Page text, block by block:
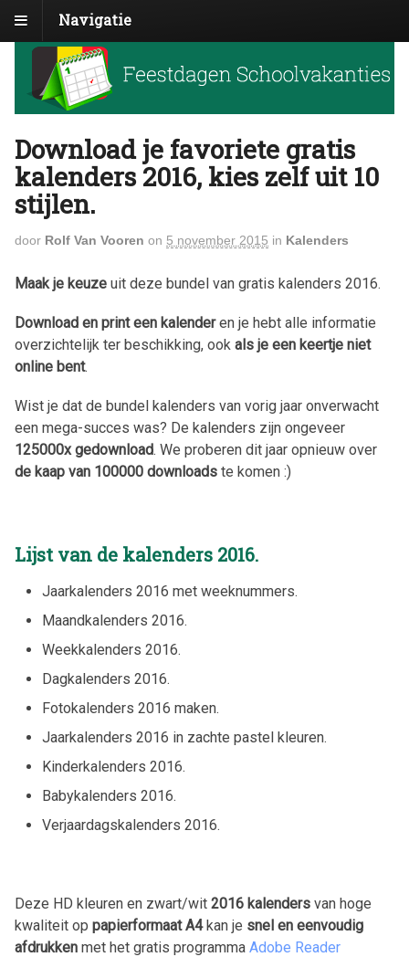
Navigatie
Download je favoriete gratis
kalenders 2016, kies zelf uit 10
stijlen.
door Rolf Van Vooren on 5 november 2015 in Kalenders
Maak je keuze uit deze bundel van gratis kalenders 2016.
Download en print een kalenderen je hebt alle informatie
overzichtelijk ter beschikking, ook als je een keertje niet
online bent.
Wist je dat de bundel kalenders van vorig jaar onverwacht
een mega-succes was? De kalenders zijn ongeveer
125000x gedownload. We proberen dit jaar opnieuw over
de kaap van 100000 downloads te komen :)
Lijst van de kalenders 2016.
Jaarkalenders 2016 met weeknummers.
Maandkalenders 2016.
Weekkalenders 2016.
Dagkalenders 2016.
Fotokalenders 2016 maken.
Jaarkalenders 2016 in zachte pastel kleuren.
Kinderkalenders 2016.
Babykalenders 2016.
Verjaardagskalenders 2016.
Deze HD kleuren en zwart/wit 2016 kalenders van hoge
kwaliteit op papierformaat A4kan je snel en eenvoudig
afdrukken met het gratis programma Adobe Reader